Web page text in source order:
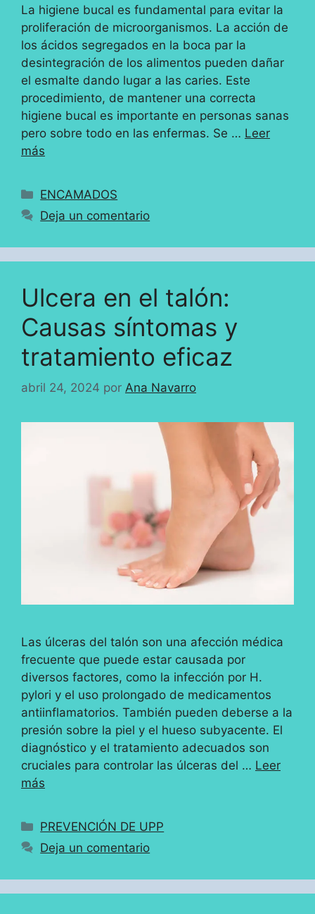
La higiene bucal es fundamental para evitar la
proliferación de microorganismos. La acción de
los ácidos segregados en la boca par la
desintegración de los alimentos pueden dañar
el esmalte dando lugar a las caries. Este
procedimiento, de mantener una correcta
higiene bucal es importante en personas sanas
pero sobre todo en las enfermas. Se … Leer
más
Categorías
ENCAMADOS
Deja un comentario
Ulcera en el talón:
Causas síntomas y
tratamiento eficaz
abril 24, 2024 por Ana Navarro
Las úlceras del talón son una afección médica
frecuente que puede estar causada por
diversos factores, como la infección por H.
pylori y el uso prolongado de medicamentos
antiinflamatorios. También pueden deberse a la
presión sobre la piel y el hueso subyacente. El
diagnóstico y el tratamiento adecuados son
cruciales para controlar las úlceras del … Leer
más
Categorías
PREVENCIÓN DE UPP
Deja un comentario